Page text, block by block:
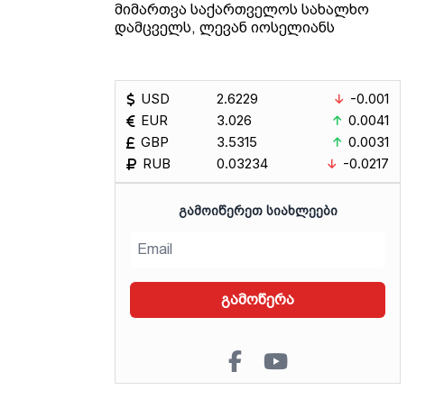
მიმართვა საქართველოს სახალხო
დამცველს, ლევან იოსელიანს
USD
EUR
GBP
RUB
2.6229
3.026
3.5315
0.03234
-0.001
0.0041
0.0031
-0.0217
ᲒᲐᲛᲝᲘᲬᲔᲠᲔᲗ ᲡᲘᲐᲮᲚᲔᲔᲑᲘ
გამოწერა